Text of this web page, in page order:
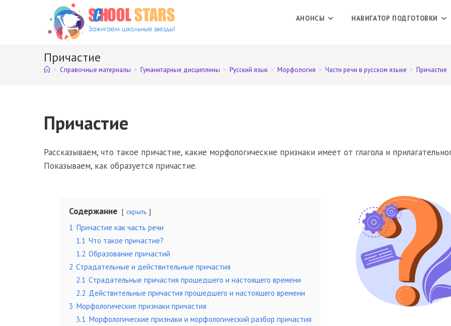
АНОНСЫ НАВИГАТОР ПОДГОТОВКИ
Причастие
> Справочные материалы > Гуманитарные дисциплины > Русский язык > Морфология > Части речи в русском языке > Причастие
Причастие
Рассказываем, что такое причастие, какие морфологические признаки имеет от глагола и
Показываем, как образуется причастие.
Содержание скрыть
1 Причастие как часть речи
1.1 Что такое причастие?
1.2 Образование причастий
2 Страдательные и действительные причастия
2.1 Страдательные причастия прошедшего и настоящего времени
2.2 Действительные причастия прошедшего и настоящего времени
3 Морфологические признаки причастия
3.1 Морфологические признаки и морфологический разбор причастия